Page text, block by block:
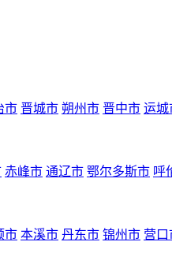
市 晋城市 朔州市 晋中市 运城
赤峰市 通辽市 鄂尔多斯市 呼
市 本溪市 丹东市 锦州市 营口